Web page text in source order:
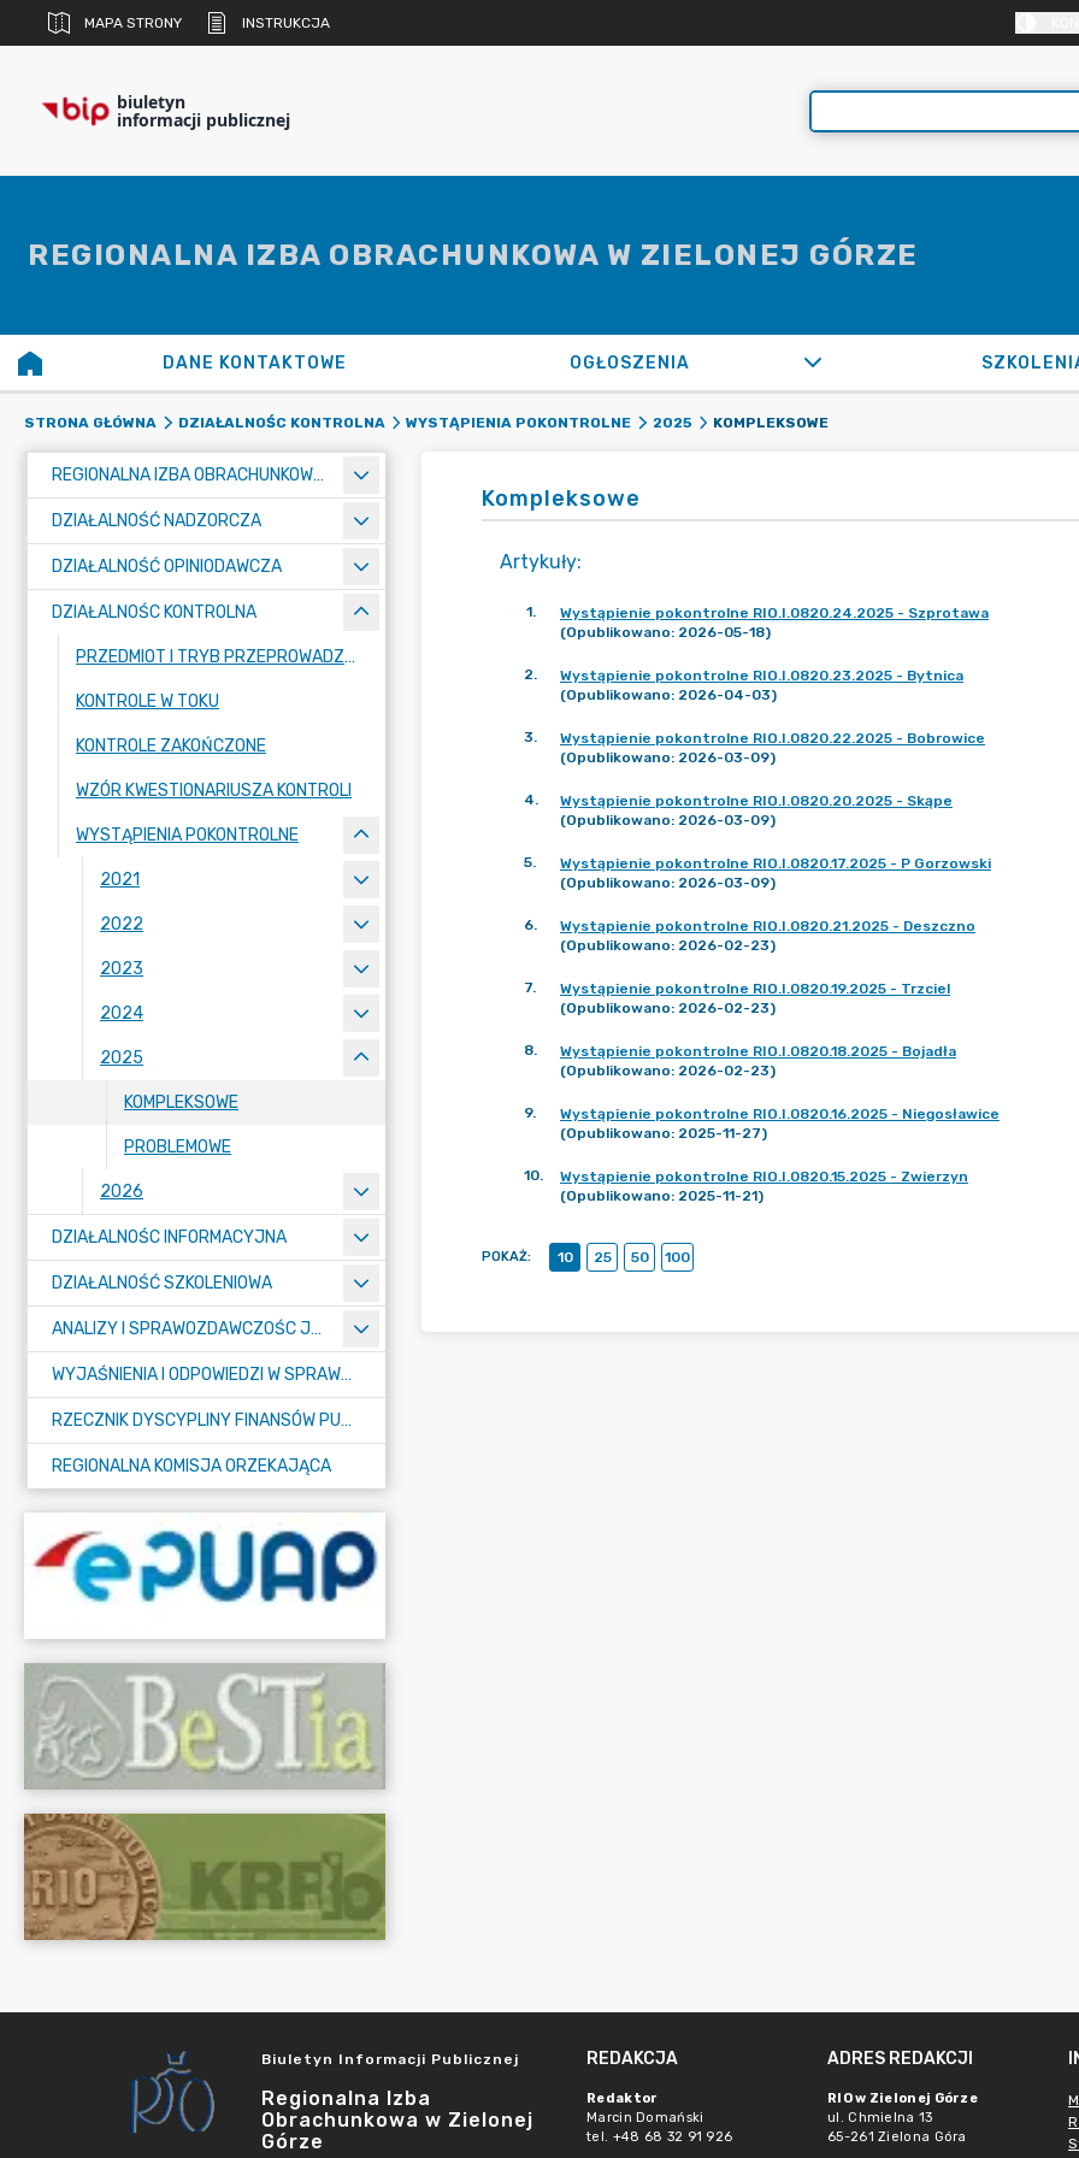
MAPA STRONY INSTRUKCJA
biuletyn
informacji publicznej
REGIONALNA IZBA OBRACHUNKOWA W ZIELONEJ GÓRZE
DANE KONTAKTOWE OGŁOSZENIA
STRONA GŁÓWNA DZIAŁALNOŚC KONTROLNA WYSTĄPIENIA POKONTROLNE 2025 KOMPLEKSOWE
REGIONALNA IZBA OBRACHUNKOWA W ZIELONEJ GÓRZE
DZIAŁALNOŚĆ NADZORCZA
DZIAŁALNOŚĆ OPINIODAWCZA
DZIAŁALNOŚC KONTROLNA
PRZEDMIOT I TRYB PRZEPROWADZANIA KONTROLI
KONTROLE W TOKU
KONTROLE ZAKOŃCZONE
WZÓR KWESTIONARIUSZA KONTROLI
WYSTĄPIENIA POKONTROLNE
2021
2022
2023
2024
2025
KOMPLEKSOWE
PROBLEMOWE
2026
DZIAŁALNOŚC INFORMACYJNA
DZIAŁALNOŚĆ SZKOLENIOWA
ANALIZY I SPRAWOZDAWCZOŚC JST
WYJAŚNIENIA I ODPOWIEDZI W SPRAWACH DOTYCZĄCYCH STOSOWANIA PRZEPISÓW O FINANSACH PUBLICZNYCH
RZECZNIK DYSCYPLINY FINANSÓW PUBLICZNYCH
REGIONALNA KOMISJA ORZEKAJĄCA
Kompleksowe
Artykuły:
1.
Wystąpienie pokontrolne RIO.I.0820.24.2025 - Szprotawa
(Opublikowano: 2026-05-18)
2.
Wystąpienie pokontrolne RIO.I.0820.23.2025 - Bytnica
(Opublikowano: 2026-04-03)
3.
Wystąpienie pokontrolne RIO.I.0820.22.2025 - Bobrowice
(Opublikowano: 2026-03-09)
4.
Wystąpienie pokontrolne RIO.I.0820.20.2025 - Skąpe
(Opublikowano: 2026-03-09)
5.
Wystąpienie pokontrolne RIO.I.0820.17.2025 - P Gorzowski
(Opublikowano: 2026-03-09)
6.
Wystąpienie pokontrolne RIO.I.0820.21.2025 - Deszczno
(Opublikowano: 2026-02-23)
7.
Wystąpienie pokontrolne RIO.I.0820.19.2025 - Trzciel
(Opublikowano: 2026-02-23)
8.
Wystąpienie pokontrolne RIO.I.0820.18.2025 - Bojadła
(Opublikowano: 2026-02-23)
9.
Wystąpienie pokontrolne RIO.I.0820.16.2025 - Niegosławice
(Opublikowano: 2025-11-27)
10.
Wystąpienie pokontrolne RIO.I.0820.15.2025 - Zwierzyn
(Opublikowano: 2025-11-21)
POKAŻ: 10 25 50 100
Biuletyn Informacji Publicznej
Regionalna Izba
Obrachunkowa w Zielonej
Górze
REDAKCJA
Redaktor
Marcin Domański
tel. +48 68 32 91 926
ADRES REDAKCJI
RIO w Zielonej Górze
ul. Chmielna 13
65-261 Zielona Góra